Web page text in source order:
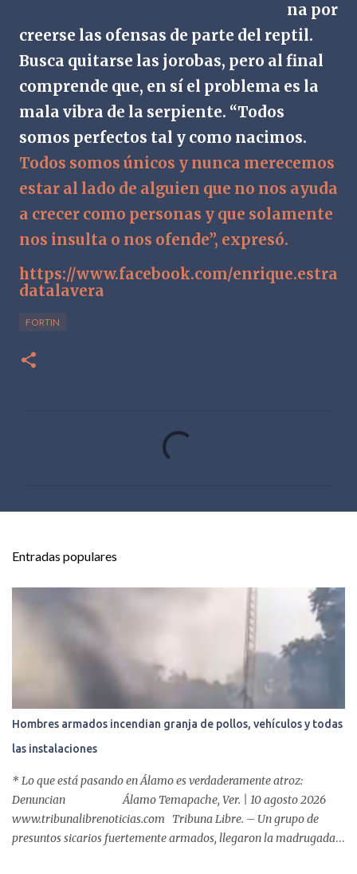
na por
creerse las ofensas de parte del reptil.
Busca quitarse las jorobas, pero al final
comprende que, en sí el problema es la
mala vibra de la serpiente. “Todos
somos perfectos tal y como nacimos.
Todos somos únicos y nunca merecemos
estar al lado de alguien que no nos ayuda
a crecer como personas y que solamente
nos insulta o nos ofende”, expresó.
https://www.facebook.com/enrique.estra
datalavera
FORTIN
r
Entradas populares
Hombres armados incendian granja de pollos, vehículos y todas
las instalaciones
* Lo que está pasando en Álamo es verdaderamente atroz:
Denuncian Álamo Temapache, Ver. | 10 agosto 2026
www.tribunalibrenoticias.com Tribuna Libre. – Un grupo de
presuntos sicarios fuertemente armados, llegaron la madrugada